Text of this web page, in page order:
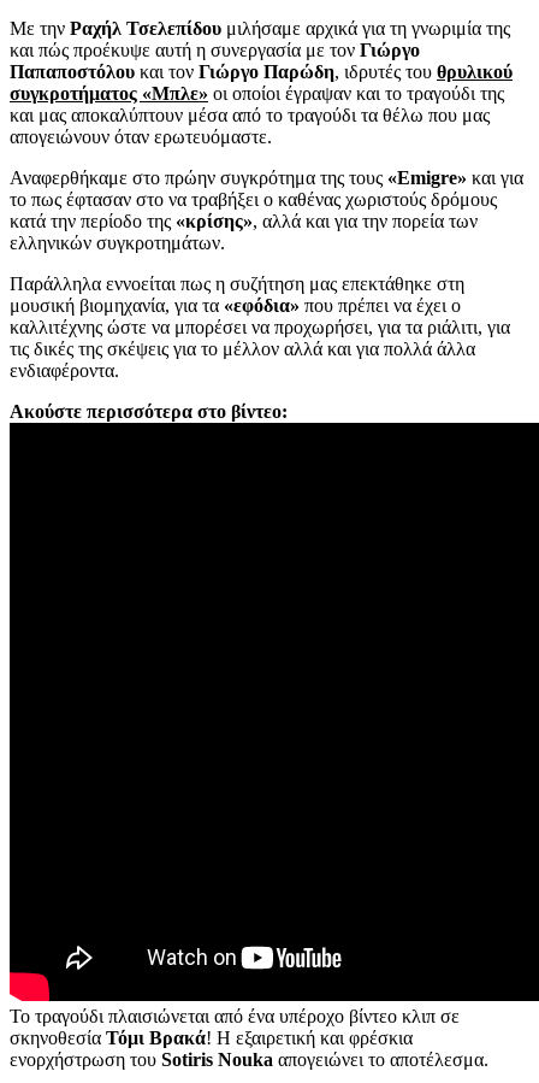
Με την Ραχήλ Τσελεπίδου μιλήσαμε αρχικά για τη γνωριμία της
και πώς προέκυψε αυτή η συνεργασία με τον Γιώργο
Παπαποστόλου και τον Γιώργο Παρώδη, ιδρυτές του θρυλικού
συγκροτήματος «Μπλε» οι οποίοι έγραψαν και το τραγούδι της
και μας αποκαλύπτουν μέσα από το τραγούδι τα θέλω που μας
απογειώνουν όταν ερωτευόμαστε.
Αναφερθήκαμε στο πρώην συγκρότημα της τους «Emigre» και για
το πως έφτασαν στο να τραβήξει ο καθένας χωριστούς δρόμους
κατά την περίοδο της «κρίσης», αλλά και για την πορεία των
ελληνικών συγκροτημάτων.
Παράλληλα εννοείται πως η συζήτηση μας επεκτάθηκε στη
μουσική βιομηχανία, για τα «εφόδια» που πρέπει να έχει ο
καλλιτέχνης ώστε να μπορέσει να προχωρήσει, για τα ριάλιτι, για
τις δικές της σκέψεις για το μέλλον αλλά και για πολλά άλλα
ενδιαφέροντα.
Ακούστε περισσότερα στο βίντεο:
Το τραγούδι πλαισιώνεται από ένα υπέροχο βίντεο κλιπ σε
σκηνοθεσία Τόμι Βρακά! Η εξαιρετική και φρέσκια
ενορχήστρωση του Sotiris Nouka απογειώνει το αποτέλεσμα.